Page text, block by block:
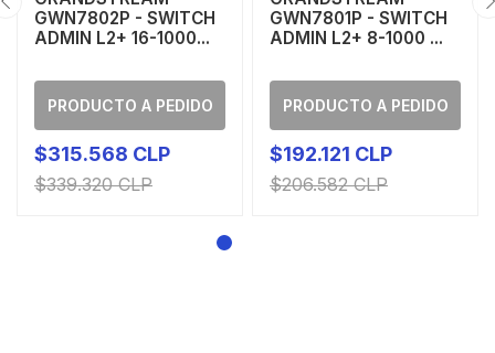
GWN7802P - SWITCH
ADMIN L2+ 16-1000...
PRODUCTO A PEDIDO
$315.568 CLP
$339.320 CLP
GWN7801P - SWITCH
ADMIN L2+ 8-1000 ...
PRODUCTO A PEDIDO
$192.121 CLP
$206.582 CLP